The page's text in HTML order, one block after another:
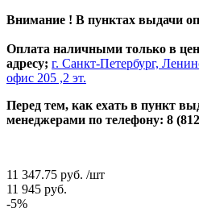
Внимание ! В пунктах выдачи
Оплата наличными только в
адресу; г. Санкт-Петербург,
офис 205 ,2 эт.
Перед тем, как ехать в пункт
менеджерами по телефону: 8
11 347.75 руб. /шт
11 945 руб.
-5%